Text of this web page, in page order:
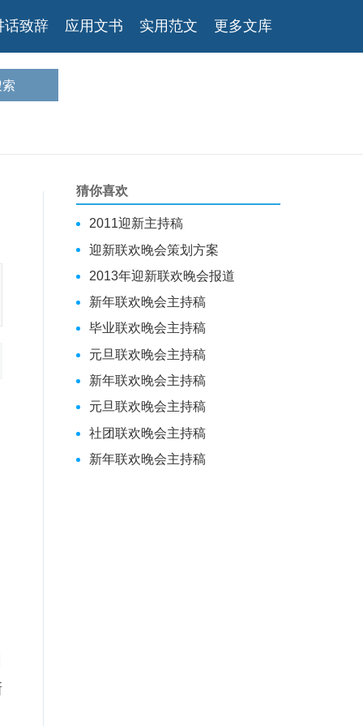
话致辞 应用文书 实用范文 更多文库
猜你喜欢
2011迎新主持稿
迎新联欢晚会策划方案
2013年迎新联欢晚会报道
新年联欢晚会主持稿
毕业联欢晚会主持稿
元旦联欢晚会主持稿
新年联欢晚会主持稿
元旦联欢晚会主持稿
社团联欢晚会主持稿
新年联欢晚会主持稿